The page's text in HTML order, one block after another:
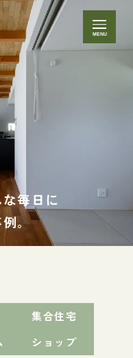
MENU
毎日に
。
集合住宅
ショップ